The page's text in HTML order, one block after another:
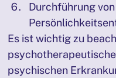
Durchführung
Es ist wichtig zu
psychischen